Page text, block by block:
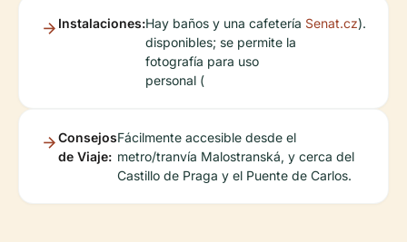
Instalaciones:Hay baños y una cafetería
disponibles; se permite la
fotografía para uso
personal (
Senat.cz).
Consejos
de Viaje:
Fácilmente accesible desde el
metro/tranvía Malostranská, y cerca del
Castillo de Praga y el Puente de Carlos.